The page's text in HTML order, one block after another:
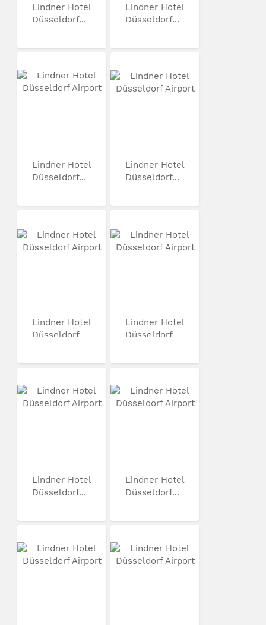
Lindner Hotel
Düsseldorf...
Lindner Hotel
Düsseldorf...
Lindner Hotel
Düsseldorf...
Lindner Hotel
Düsseldorf...
Lindner Hotel
Düsseldorf...
Lindner Hotel
Düsseldorf...
Lindner Hotel
Düsseldorf...
Lindner Hotel
Düsseldorf...